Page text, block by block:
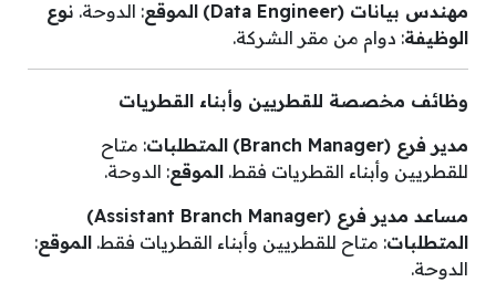
مهندس بيانات (Data Engineer)
الموقع: الدوحة. نوع
الوظيفة: دوام من مقر الشركة.
وظائف مخصصة للقطريين وأبناء القطريات
مدير فرع (Branch Manager)
المتطلبات: متاح
للقطريين وأبناء القطريات فقط. الموقع: الدوحة.
مساعد مدير فرع (Assistant Branch Manager)
المتطلبات: متاح للقطريين وأبناء القطريات فقط. الموقع:
الدوحة.